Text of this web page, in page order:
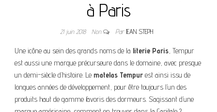
à Paris
21 juin 2018 Non ParJEAN STEPH
Une icône au sein des grands noms de la literie Paris, Tempur
est aussi une marque précurseure dans le domaine, avec presque
un demi-siècle d’histoire. Le matelas Tempur est ainsi issu de
longues années de développement, pour être toujours l’un des
produits haut de gamme favoris des dormeurs. S’agissant d’une